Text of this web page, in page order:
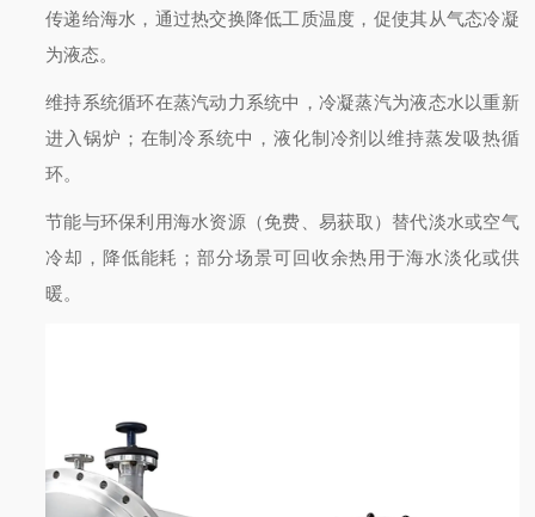
传递给海水，通过热交换降低工质温度，促使其从气态冷凝
为液态。
维持系统循环在蒸汽动力系统中，冷凝蒸汽为液态水以重新
进入锅炉；在制冷系统中，液化制冷剂以维持蒸发吸热循
环。
节能与环保利用海水资源（免费、易获取）替代淡水或空气
冷却，降低能耗；部分场景可回收余热用于海水淡化或供
暖。